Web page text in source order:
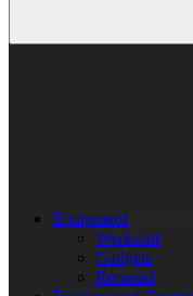
Equipment
Werkstatt
Gadgets
Rennrad